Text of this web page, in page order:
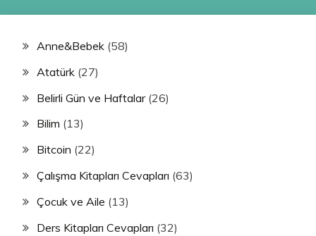
Anne&Bebek (58)
Atatürk (27)
Belirli Gün ve Haftalar(26)
Bilim (13)
Bitcoin (22)
Çalışma Kitapları Cevapları (63)
Çocuk ve Aile (13)
Ders Kitapları Cevapları (32)